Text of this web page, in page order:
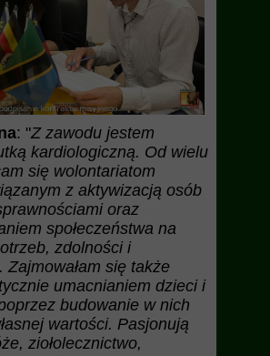
: "Z zawodu jestem
kardiologiczną. Od wielu
się wolontariatom
z aktywizacją osób
oraz
społeczeństwa na
zdolności i
Zajmowałam się także
umacnianiem dzieci i
budowanie w nich
wartości. Pasjonują
ziołolecznictwo,